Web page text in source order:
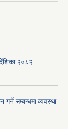
२०८२
गर्ने सम्बन्धमा व्यवस्था